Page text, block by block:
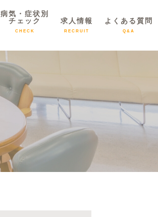
病気・症状別
チェック
CHECK
求人情報
RECRUIT
よくある質問
Q&A